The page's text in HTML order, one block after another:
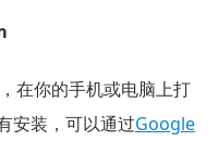
在你的手机或电脑上打
安装，可以通过Google